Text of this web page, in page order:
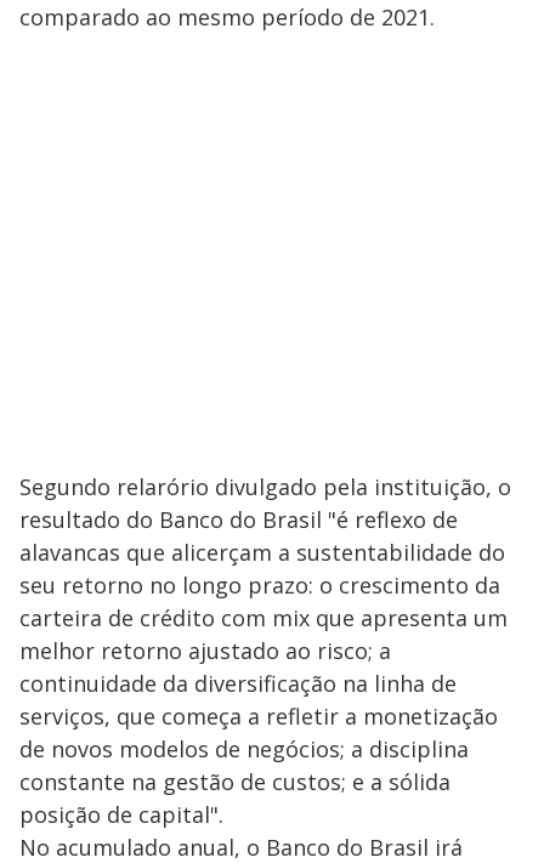
comparado ao mesmo período de 2021.
Segundo relarório divulgado pela instituição, o
resultado do Banco do Brasil "é reflexo de
alavancas que alicerçam a sustentabilidade do
seu retorno no longo prazo: o crescimento da
carteira de crédito com mix que apresenta um
melhor retorno ajustado ao risco; a
continuidade da diversificação na linha de
serviços, que começa a refletir a monetização
de novos modelos de negócios; a disciplina
constante na gestão de custos; e a sólida
posição de capital".
No acumulado anual, o Banco do Brasil irá